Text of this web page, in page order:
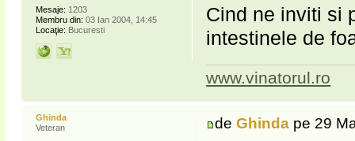
Cind ne inviti si
intestinele de
www.vinatorul.ro
Mesaje: 1203
Membru din: 03 Ian 2004, 14:45
Locaţie: Bucuresti
deGhinda pe 29
Ghinda
Veteran